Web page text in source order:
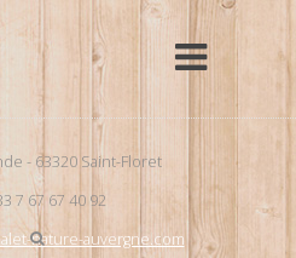
- 63320 Saint-Floret
7 67 67 40 92
nature-auvergne.com